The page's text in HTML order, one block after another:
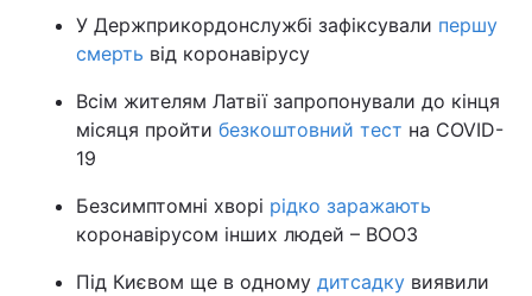
У Держприкордонслужбі зафіксували першу
смерть від коронавірусу
Всім жителям Латвії запропонували до кінця
місяця пройти безкоштовний тест на COVID-
19
Безсимптомні хворі рідко заражають
коронавірусом інших людей – ВООЗ
Під Києвом ще в одному дитсадку виявили